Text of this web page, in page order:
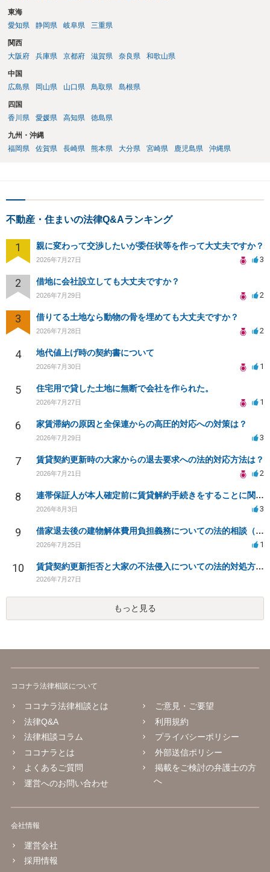
東海
愛知県
静岡県 岐阜県 三重県
関西
大阪府
兵庫県 京都府 滋賀県 奈良県 和歌山県
中国
広島県
岡山県 山口県 鳥取県 島根県
四国
香川県
愛媛県 高知県 徳島県
九州・沖縄
福岡県
佐賀県 長崎県 熊本県 大分県 宮崎県 鹿児島県 沖縄県
不動産・住まいの法律Q&Aランキング
1 親に変わって交渉したいが委任状等を作って大丈夫ですか？
2026年7月27日 3
2 借地に会社設立しても大丈夫ですか？
2026年7月29日 2
3 借りてる土地なら動物の骨を埋めても大丈夫ですか？
2026年7月28日 2
4 地代値上げ時の契約書について
2026年7月30日 1
5 住宅用で貸した土地に無断で会社を作られた。
2026年7月27日 1
6 家賃滞納の原因と全保連からの高圧的対応への対策は？
2026年7月29日 3
7 賃貸契約更新時の大家からの退去要求への法的対応方法は？
2026年7月21日 2
8 連帯保証人が本人確定前に賃貸解約手続きをすることに関して
2026年8月3日 3
9 借家退去後の建物解体費用負担義務についての法的相談（補足説明修正）
2026年7月25日 1
10 賃貸契約更新拒否と大家の不法侵入についての法的対処方法は？
2026年7月27日
もっと見る
ココナラ法律相談について
ココナラ法律相談とは
法律Q&A
法律相談コラム
ココナラとは
よくあるご質問
運営へのお問い合わせ
ご意見・ご要望
利用規約
プライバシーポリシー
外部送信ポリシー
掲載をご検討の弁護士の方
へ
会社情報
運営会社
採用情報